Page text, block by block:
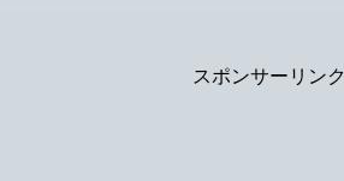
スポンサーリンク